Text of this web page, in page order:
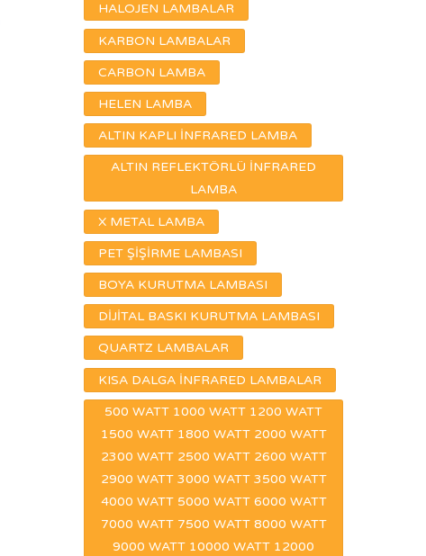
HALOJEN LAMBALAR
KARBON LAMBALAR
CARBON LAMBA
HELEN LAMBA
ALTIN KAPLI İNFRARED LAMBA
ALTIN REFLEKTÖRLÜ İNFRARED
LAMBA
X METAL LAMBA
PET ŞİŞİRME LAMBASI
BOYA KURUTMA LAMBASI
DİJİTAL BASKI KURUTMA LAMBASI
QUARTZ LAMBALAR
KISA DALGA İNFRARED LAMBALAR
500 WATT 1000 WATT 1200 WATT
1500 WATT 1800 WATT 2000 WATT
2300 WATT 2500 WATT 2600 WATT
2900 WATT 3000 WATT 3500 WATT
4000 WATT 5000 WATT 6000 WATT
7000 WATT 7500 WATT 8000 WATT
9000 WATT 10000 WATT 12000